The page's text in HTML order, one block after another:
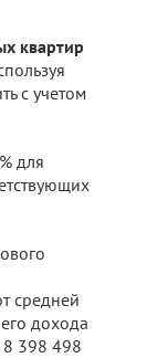
квартир
с учетом
для
средней
дохода
8 398 498